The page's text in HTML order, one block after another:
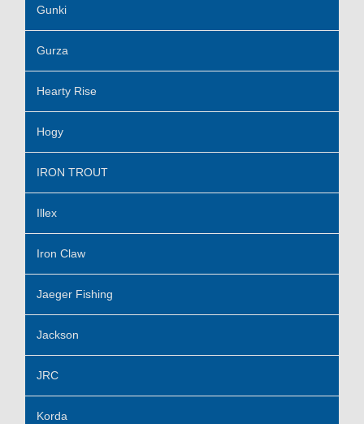
Gunki
Gurza
Hearty Rise
Hogy
IRON TROUT
Illex
Iron Claw
Jaeger Fishing
Jackson
JRC
Korda